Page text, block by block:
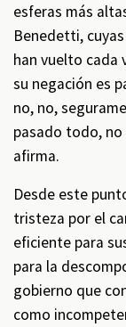
esferas más
Benedetti,
han vuelto cada
su negación es
no, no,
pasado todo,
afirma.
Desde este
tristeza por el
eficiente para
para la
gobierno que
como